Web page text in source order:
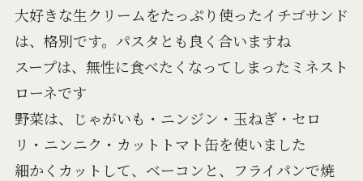
大好きな生クリームをたっぷり使ったイチゴサンド
は、格別です。パスタとも良く合いますね
スープは、無性に食べたくなってしまったミネスト
ローネです
野菜は、じゃがいも・ニンジン・玉ねぎ・セロ
リ・ニンニク・カットトマト缶を使いました
細かくカットして、ベーコンと、フライパンで焼